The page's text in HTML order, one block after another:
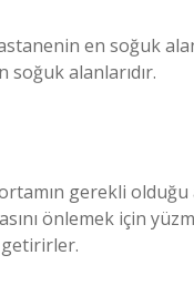
en soğuk
alanlarıdır.
gerekli olduğu
önlemek için
getirirler.